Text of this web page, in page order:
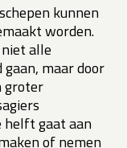
kunnen
worden.
alle
maar door
groter
helft gaat aan
of nemen